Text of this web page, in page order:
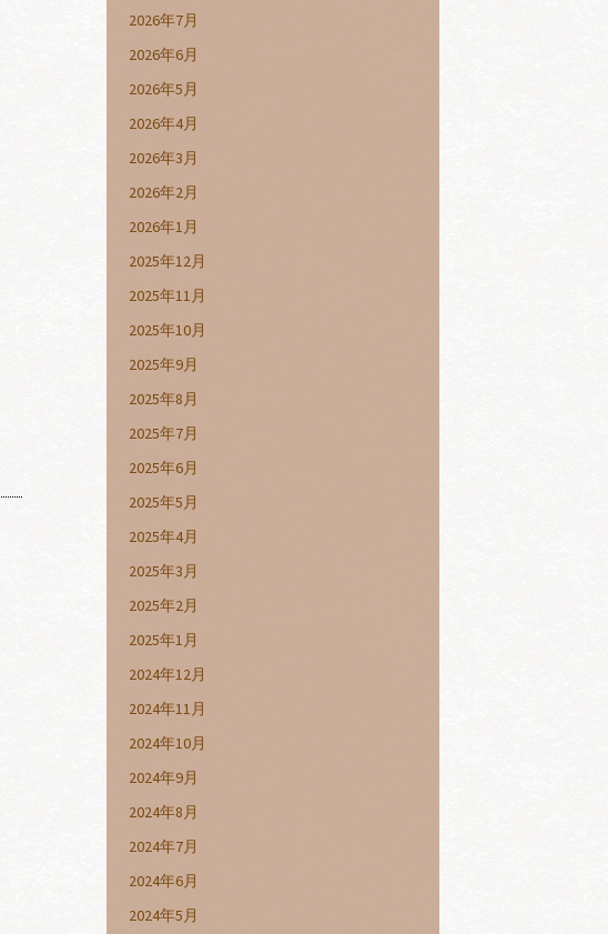
2026年7月
2026年6月
2026年5月
2026年4月
2026年3月
2026年2月
2026年1月
2025年12月
2025年11月
2025年10月
2025年9月
2025年8月
2025年7月
2025年6月
2025年5月
2025年4月
2025年3月
2025年2月
2025年1月
2024年12月
2024年11月
2024年10月
2024年9月
2024年8月
2024年7月
2024年6月
2024年5月